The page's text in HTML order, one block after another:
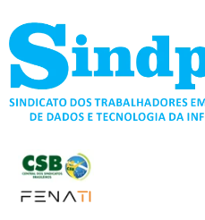
para
conteúdo